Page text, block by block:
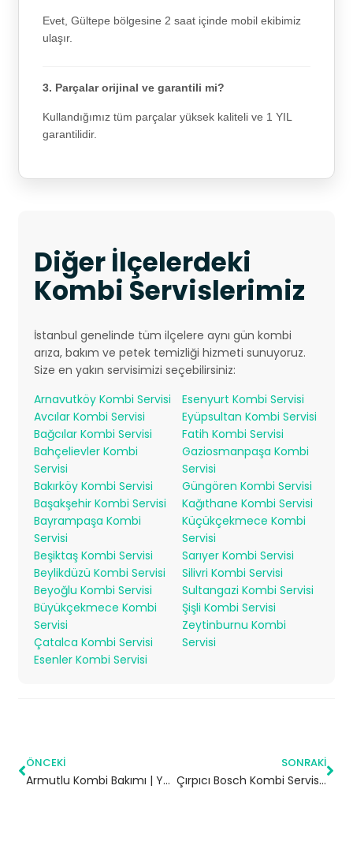
Evet, Gültepe bölgesine 2 saat içinde mobil ekibimiz
ulaşır.
3. Parçalar orijinal ve garantili mi?
Kullandığımız tüm parçalar yüksek kaliteli ve 1 YIL
garantilidir.
Diğer İlçelerdeki
Kombi Servislerimiz
İstanbul genelinde tüm ilçelere aynı gün kombi
arıza, bakım ve petek temizliği hizmeti sunuyoruz.
Size en yakın servisimizi seçebilirsiniz:
Arnavutköy Kombi Servisi
Avcılar Kombi Servisi
Bağcılar Kombi Servisi
Bahçelievler Kombi
Servisi
Bakırköy Kombi Servisi
Başakşehir Kombi Servisi
Bayrampaşa Kombi
Servisi
Beşiktaş Kombi Servisi
Beylikdüzü Kombi Servisi
Beyoğlu Kombi Servisi
Büyükçekmece Kombi
Servisi
Çatalca Kombi Servisi
Esenler Kombi Servisi
Esenyurt Kombi Servisi
Eyüpsultan Kombi Servisi
Fatih Kombi Servisi
Gaziosmanpaşa Kombi
Servisi
Güngören Kombi Servisi
Kağıthane Kombi Servisi
Küçükçekmece Kombi
Servisi
Sarıyer Kombi Servisi
Silivri Kombi Servisi
Sultangazi Kombi Servisi
Şişli Kombi Servisi
Zeytinburnu Kombi
Servisi
ÖNCEKI
Armutlu Kombi Bakımı | Yalova
SONRAKI
Çırpıcı Bosch Kombi Servisi – Zeytinburnu Yetkili Servis